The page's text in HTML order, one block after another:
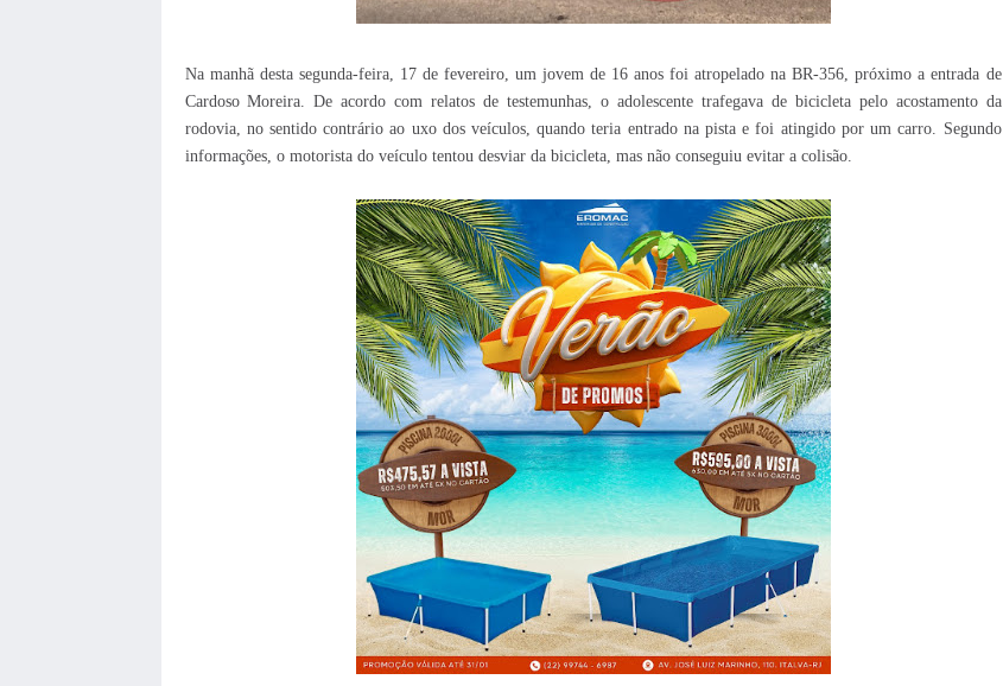
Na manhã desta segunda-feira, 17 de fevereiro, um jovem de 16 anos foi atropelado na BR-356, próximo a entrada de
Cardoso Moreira. De acordo com relatos de testemunhas, o adolescente trafegava de bicicleta pelo acostamento da
rodovia, no sentido contrário ao uxo dos veículos, quando teria entrado na pista e foi atingido por um carro. Segundo
informações, o motorista do veículo tentou desviar da bicicleta, mas não conseguiu evitar a colisão.